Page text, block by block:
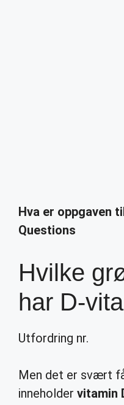
Hva er oppgaven
Questions
Hvilke
har D-
Utfordring nr.
Men det er svært
inneholdervitamin